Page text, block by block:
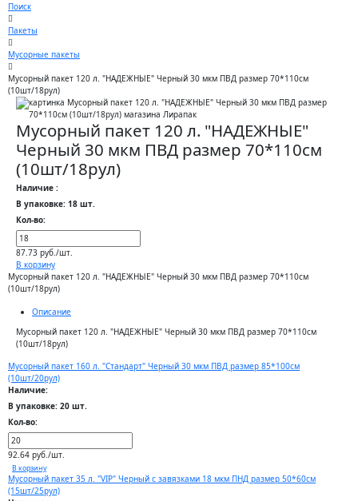
Поиск
Пакеты
Мусорные пакеты
Мусорный пакет 120 л. "НАДЕЖНЫЕ" Черный 30 мкм ПВД размер 70*110см
(10шт/18рул)
Мусорный пакет 120 л. "НАДЕЖНЫЕ"
Черный 30 мкм ПВД размер 70*110см
(10шт/18рул)
Наличие :
В упаковке: 18 шт.
Кол-во:
87.73 руб./шт.
В корзину
Мусорный пакет 120 л. "НАДЕЖНЫЕ" Черный 30 мкм ПВД размер 70*110см
(10шт/18рул)
Описание
Мусорный пакет 120 л. "НАДЕЖНЫЕ" Черный 30 мкм ПВД размер 70*110см
(10шт/18рул)
Мусорный пакет 160 л. "Стандарт" Черный 30 мкм ПВД размер 85*100см
(10шт/20рул)
Наличие:
В упаковке: 20 шт.
Кол-во:
92.64 руб./шт.
В корзину
Мусорный пакет 35 л. "VIP" Черный с завязками 18 мкм ПНД размер 50*60см
(15шт/25рул)